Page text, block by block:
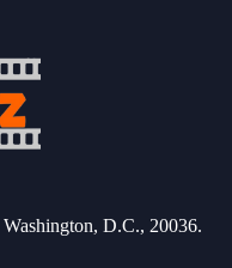
D.C., 20036.